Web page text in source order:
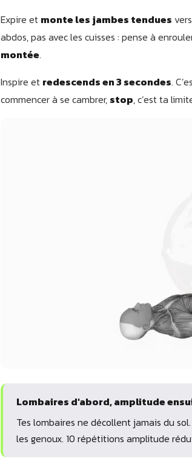
Expire et monte les jambes tendues
abdos, pas avec les cuisses : pense à
montée.
Inspire et redescends en 3 secondes.
commencer à se cambrer, stop, c’est ta
Lombaires d'abord, amplitude
Tes lombaires ne décollent jamais du
les genoux. 10 répétitions amplitude